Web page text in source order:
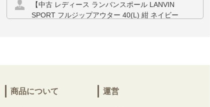
【中古 レディース ランバンスポール LANVIN
SPORT フルジップアウター 40(L) 紺 ネイビー
フ adidas GOLF ジョガーパンツ 85cm ホワイ
商品について 運営